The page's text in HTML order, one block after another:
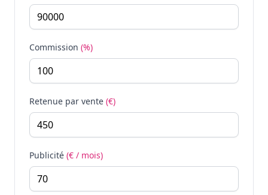
Commission (%)
Retenue par vente (€)
Publicité (€ / mois)